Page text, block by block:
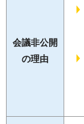
会議非公開
の理由